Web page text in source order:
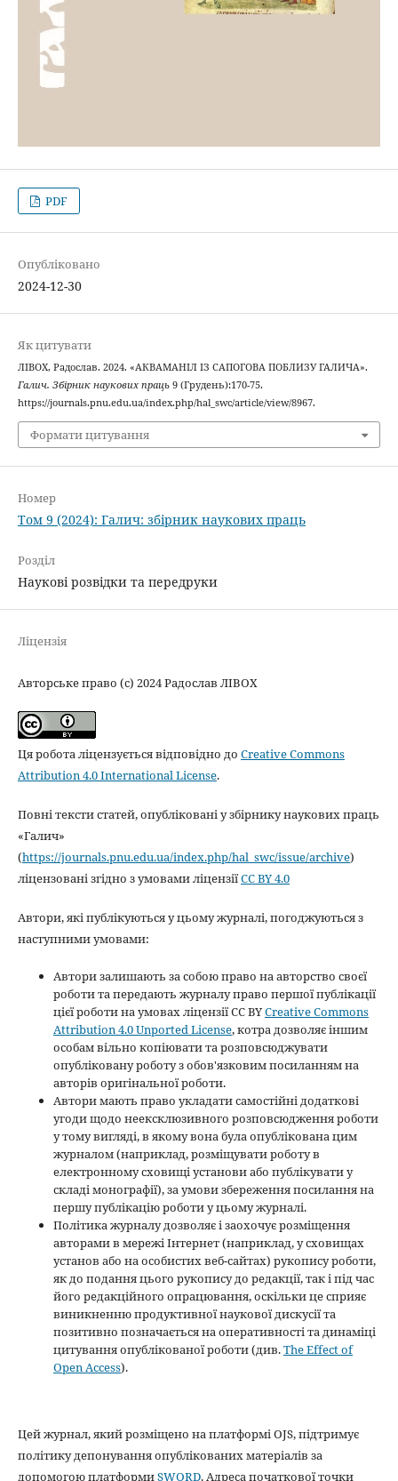
PDF
Опубліковано
2024-12-30
Як цитувати
ЛІВОХ, Радослав. 2024. «АКВАМАНІЛ ІЗ САПОГОВА ПОБЛИЗУ ГАЛИЧА».
Галич. Збірник наукових праць9 (Грудень):170-75.
https://journals.pnu.edu.ua/index.php/hal_swc/article/view/8967.
Формати цитування
Номер
Том 9 (2024): Галич: збірник наукових праць
Розділ
Наукові розвідки та передруки
Ліцензія
Авторське право (c) 2024 Радослав ЛІВОХ
Ця робота ліцензується відповідно до Creative Commons
Attribution 4.0 International License.
Повні тексти статей, опубліковані у збірнику наукових праць
«Галич»
(https://journals.pnu.edu.ua/index.php/hal_swc/issue/archive)
ліцензовані згідно з умовами ліцензіїCC BY 4.0
Автори, які публікуються у цьому журналі, погоджуються з
наступними умовами:
Автори залишають за собою право на авторство своєї
роботи та передають журналу право першої публікації
цієї роботи на умовах ліцензії CC BYCreative Commons
Attribution 4.0 Unported License, котра дозволяє іншим
особам вільно копіювати та розповсюджувати
опубліковану роботу з обов'язковим посиланням на
авторів оригінальної роботи.
Автори мають право укладати самостійні додаткові
угоди щодо неексклюзивного розповсюдження роботи
у тому вигляді, в якому вона була опублікована цим
журналом (наприклад, розміщувати роботу в
електронному сховищі установи або публікувати у
складі монографії), за умови збереження посилання на
першу публікацію роботи у цьому журналі.
Політика журналу дозволяє і заохочує розміщення
авторами в мережі Інтернет (наприклад, у сховищах
установ або на особистих веб-сайтах) рукопису роботи,
як до подання цього рукопису до редакції, так і під час
його редакційного опрацювання, оскільки це сприяє
виникненню продуктивної наукової дискусії та
позитивно позначається на оперативності та динаміці
цитування опублікованої роботи (див.The Effect of
Open Access).
Цей журнал, який розміщено на платформі OJS, підтримує
політику депонування опублікованих матеріалів за
допомогою платформиSWORD. Адреса початкової точки